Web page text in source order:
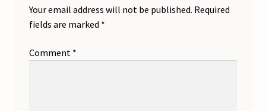
Your email address will not be published. Required
fields are marked *
Comment *